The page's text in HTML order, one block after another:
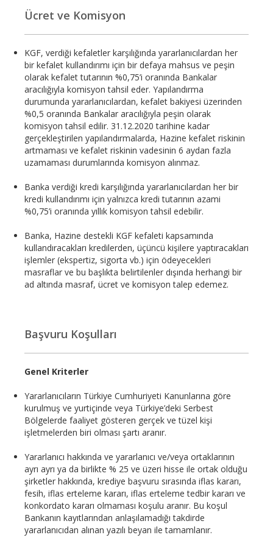
Ücret ve Komisyon
KGF, verdiği kefaletler karşılığında yararlanıcılardan her
bir kefalet kullandırımı için bir defaya mahsus ve peşin
olarak kefalet tutarının %0,75’i oranında Bankalar
aracılığıyla komisyon tahsil eder. Yapılandırma
durumunda yararlanıcılardan, kefalet bakiyesi üzerinden
%0,5 oranında Bankalar aracılığıyla peşin olarak
komisyon tahsil edilir. 31.12.2020 tarihine kadar
gerçekleştirilen yapılandırmalarda, Hazine kefalet riskinin
artmaması ve kefalet riskinin vadesinin 6 aydan fazla
uzamaması durumlarında komisyon alınmaz.
Banka verdiği kredi karşılığında yararlanıcılardan her bir
kredi kullandırımı için yalnızca kredi tutarının azami
%0,75’i oranında yıllık komisyon tahsil edebilir.
Banka, Hazine destekli KGF kefaleti kapsamında
kullandıracakları kredilerden, üçüncü kişilere yaptıracakları
işlemler (ekspertiz, sigorta vb.) için ödeyecekleri
masraflar ve bu başlıkta belirtilenler dışında herhangi bir
ad altında masraf, ücret ve komisyon talep edemez.
Başvuru Koşulları
Genel Kriterler
Yararlanıcıların Türkiye Cumhuriyeti Kanunlarına göre
kurulmuş ve yurtiçinde veya Türkiye’deki Serbest
Bölgelerde faaliyet gösteren gerçek ve tüzel kişi
işletmelerden biri olması şartı aranır.
Yararlanıcı hakkında ve yararlanıcı ve/veya ortaklarının
ayrı ayrı ya da birlikte % 25 ve üzeri hisse ile ortak olduğu
şirketler hakkında, krediye başvuru sırasında iflas kararı,
fesih, iflas erteleme kararı, iflas erteleme tedbir kararı ve
konkordato kararı olmaması koşulu aranır. Bu koşul
Bankanın kayıtlarından anlaşılamadığı takdirde
yararlanıcıdan alınan yazılı beyan ile tamamlanır.